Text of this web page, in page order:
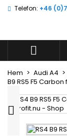
Telefon: +46

Hem Audi A4
B9 RS5 F5

((label))
Du måste
din önskelista.